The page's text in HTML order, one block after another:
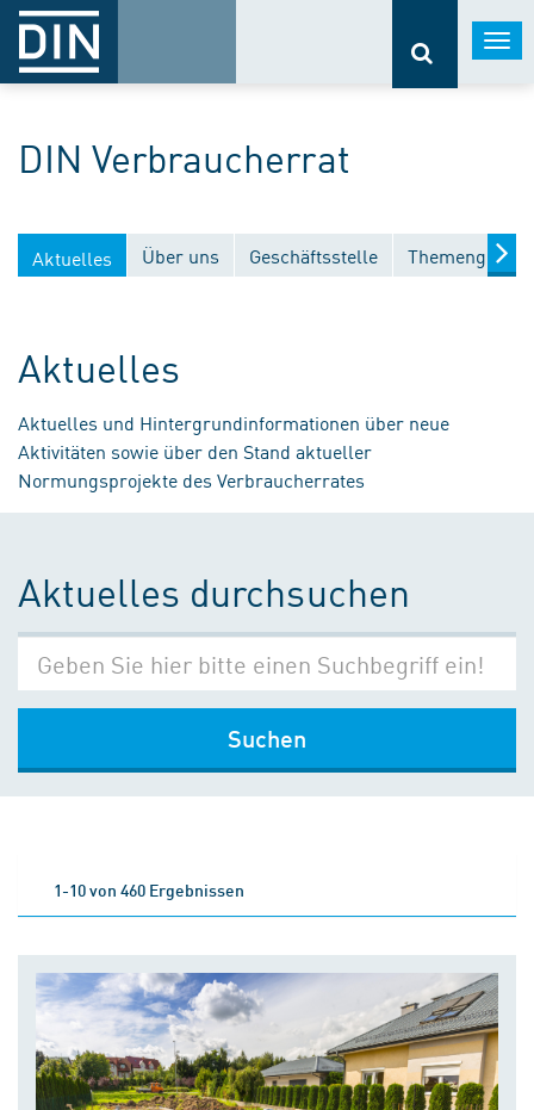
DIN Verbraucherrat
Aktuelles Über uns Geschäftsstelle
Aktuelles
Aktuelles und Hintergrundinformationen über neue
Aktivitäten sowie über den Stand aktueller
Normungsprojekte des Verbraucherrates
Aktuelles durchsuchen
Suchen
1-10 von 460 Ergebnissen